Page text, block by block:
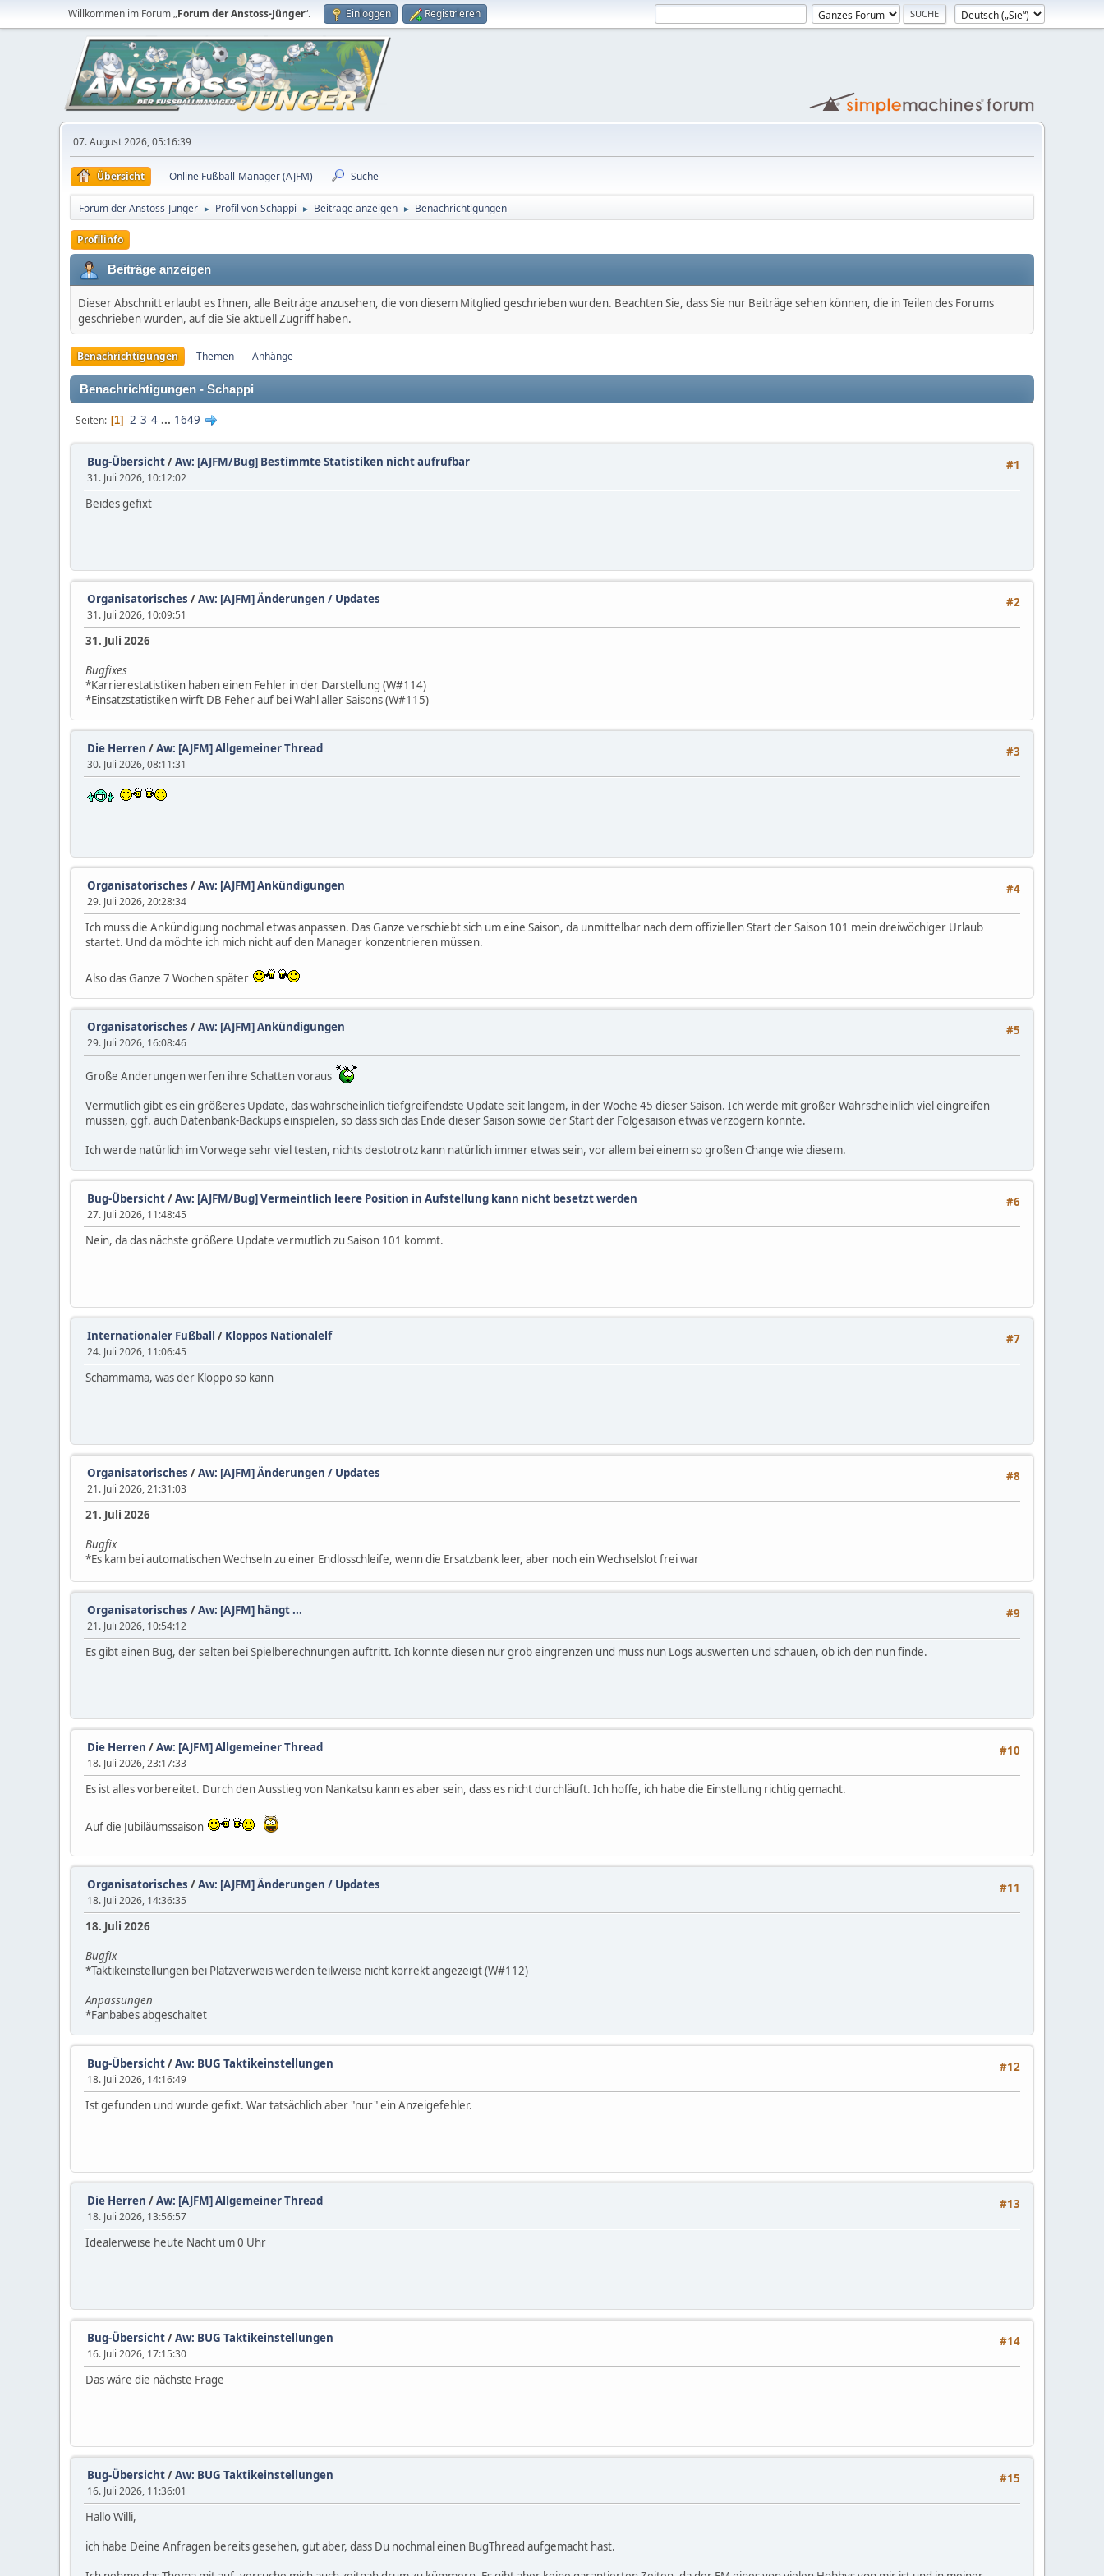
Willkommen im Forum „Forum der Anstoss-Jünger“. Einloggen Registrieren
07. August 2026, 05:16:39
Übersicht Online Fußball-Manager (AJFM) Suche
Forum der Anstoss-Jünger ► Profil von Schappi ► Beiträge anzeigen ► Benachrichtigungen
Profilinfo
Beiträge anzeigen
Dieser Abschnitt erlaubt es Ihnen, alle Beiträge anzusehen, die von diesem Mitglied geschrieben wurden. Beachten Sie, dass Sie nur Beiträge sehen können, die in Teilen des Forums
geschrieben wurden, auf die Sie aktuell Zugriff haben.
Benachrichtigungen Themen Anhänge
Benachrichtigungen - Schappi
Seiten 1 2 3 4 ... 1649
#1
Bug-Übersicht/Aw: [AJFM/Bug] Bestimmte Statistiken nicht aufrufbar
31. Juli 2026, 10:12:02
Beides gefixt
#2
Organisatorisches /Aw: [AJFM] Änderungen / Updates
31. Juli 2026, 10:09:51
31. Juli 2026
Bugfixes
*Karrierestatistiken haben einen Fehler in der Darstellung (W#114)
*Einsatzstatistiken wirft DB Feher auf bei Wahl aller Saisons (W#115)
#3
Die Herren /Aw: [AJFM] Allgemeiner Thread
30. Juli 2026, 08:11:31
#4
Organisatorisches /Aw: [AJFM] Ankündigungen
29. Juli 2026, 20:28:34
Ich muss die Ankündigung nochmal etwas anpassen. Das Ganze verschiebt sich um eine Saison, da unmittelbar nach dem offiziellen Start der Saison 101 mein dreiwöchiger Urlaub
startet. Und da möchte ich mich nicht auf den Manager konzentrieren müssen.
Also das Ganze 7 Wochen später
#5
Organisatorisches /Aw: [AJFM] Ankündigungen
29. Juli 2026, 16:08:46
Große Änderungen werfen ihre Schatten voraus
Vermutlich gibt es ein größeres Update, das wahrscheinlich tiefgreifendste Update seit langem, in der Woche 45 dieser Saison. Ich werde mit großer Wahrscheinlich viel eingreifen
müssen, ggf. auch Datenbank-Backups einspielen, so dass sich das Ende dieser Saison sowie der Start der Folgesaison etwas verzögern könnte.
Ich werde natürlich im Vorwege sehr viel testen, nichts destotrotz kann natürlich immer etwas sein, vor allem bei einem so großen Change wie diesem.
#6
Bug-Übersicht/Aw: [AJFM/Bug] Vermeintlich leere Position in Aufstellung kann nicht besetzt werden
27. Juli 2026, 11:48:45
Nein, da das nächste größere Update vermutlich zu Saison 101 kommt.
#7
Internationaler Fußball / Kloppos Nationalelf
24. Juli 2026, 11:06:45
Schammama, was der Kloppo so kann
#8
Organisatorisches /Aw: [AJFM] Änderungen / Updates
21. Juli 2026, 21:31:03
21. Juli 2026
Bugfix
*Es kam bei automatischen Wechseln zu einer Endlosschleife, wenn die Ersatzbank leer, aber noch ein Wechselslot frei war
#9
Organisatorisches /Aw: [AJFM] hängt ...
21. Juli 2026, 10:54:12
Es gibt einen Bug, der selten bei Spielberechnungen auftritt. Ich konnte diesen nur grob eingrenzen und muss nun Logs auswerten und schauen, ob ich den nun finde.
#10
Die Herren /Aw: [AJFM] Allgemeiner Thread
18. Juli 2026, 23:17:33
Es ist alles vorbereitet. Durch den Ausstieg von Nankatsu kann es aber sein, dass es nicht durchläuft. Ich hoffe, ich habe die Einstellung richtig gemacht.
Auf die Jubiläumssaison
#11
Organisatorisches /Aw: [AJFM] Änderungen / Updates
18. Juli 2026, 14:36:35
18. Juli 2026
Bugfix
*Taktikeinstellungen bei Platzverweis werden teilweise nicht korrekt angezeigt (W#112)
Anpassungen
*Fanbabes abgeschaltet
#12
Bug-Übersicht/Aw: BUG Taktikeinstellungen
18. Juli 2026, 14:16:49
Ist gefunden und wurde gefixt. War tatsächlich aber "nur" ein Anzeigefehler.
#13
Die Herren /Aw: [AJFM] Allgemeiner Thread
18. Juli 2026, 13:56:57
Idealerweise heute Nacht um 0 Uhr
#14
Bug-Übersicht/Aw: BUG Taktikeinstellungen
16. Juli 2026, 17:15:30
Das wäre die nächste Frage
#15
Bug-Übersicht/Aw: BUG Taktikeinstellungen
16. Juli 2026, 11:36:01
Hallo Willi,
ich habe Deine Anfragen bereits gesehen, gut aber, dass Du nochmal einen BugThread aufgemacht hast.